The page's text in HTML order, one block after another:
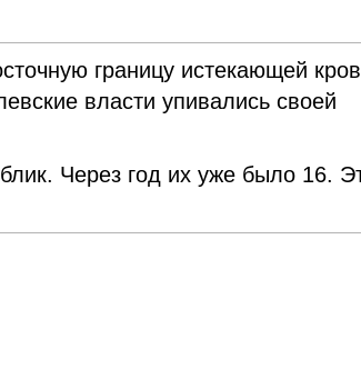
границу истекающей
власти упивались своей
Через год их уже было 16.